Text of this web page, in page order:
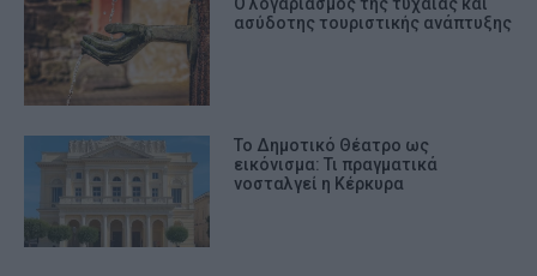
ασύδοτης τουριστικής ανάπτυξης
Το Δημοτικό Θέατρο ως
εικόνισμα: Τι πραγματικά
νοσταλγεί η Κέρκυρα